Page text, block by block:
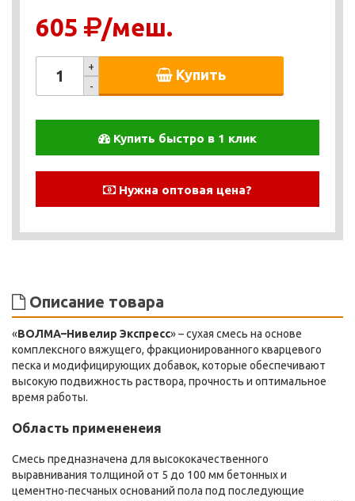
605 /меш.
+
-
Купить
Купить быстро в 1 клик
Нужна оптовая цена?
Описание товара
«ВОЛМА–Нивелир Экспресс» – сухая смесь на основе
комплексного вяжущего, фракционированного кварцевого
песка и модифицирующих добавок, которые обеспечивают
высокую подвижность раствора, прочность и оптимальное
время работы.
Область примененеия
Смесь предназначена для высококачественного
выравнивания толщиной от 5 до 100 мм бетонных и
цементно-песчаных оснований пола под последующие